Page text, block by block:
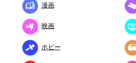
漫画
映画
ホビー